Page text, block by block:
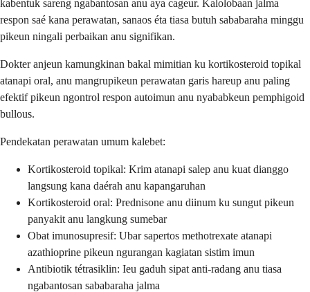
kabentuk sareng ngabantosan anu aya cageur. Kalolobaan jalma
respon saé kana perawatan, sanaos éta tiasa butuh sababaraha minggu
pikeun ningali perbaikan anu signifikan.
Dokter anjeun kamungkinan bakal mimitian ku kortikosteroid topikal
atanapi oral, anu mangrupikeun perawatan garis hareup anu paling
efektif pikeun ngontrol respon autoimun anu nyababkeun pemphigoid
bullous.
Pendekatan perawatan umum kalebet:
Kortikosteroid topikal: Krim atanapi salep anu kuat dianggo
langsung kana daérah anu kapangaruhan
Kortikosteroid oral: Prednisone anu diinum ku sungut pikeun
panyakit anu langkung sumebar
Obat imunosupresif: Ubar sapertos methotrexate atanapi
azathioprine pikeun ngurangan kagiatan sistim imun
Antibiotik tétrasiklin: Ieu gaduh sipat anti-radang anu tiasa
ngabantosan sababaraha jalma